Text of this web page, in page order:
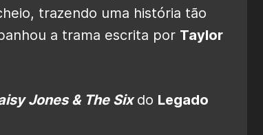
trazendo uma história tão
a trama escrita por Taylor
Jones & The Sixdo Legado